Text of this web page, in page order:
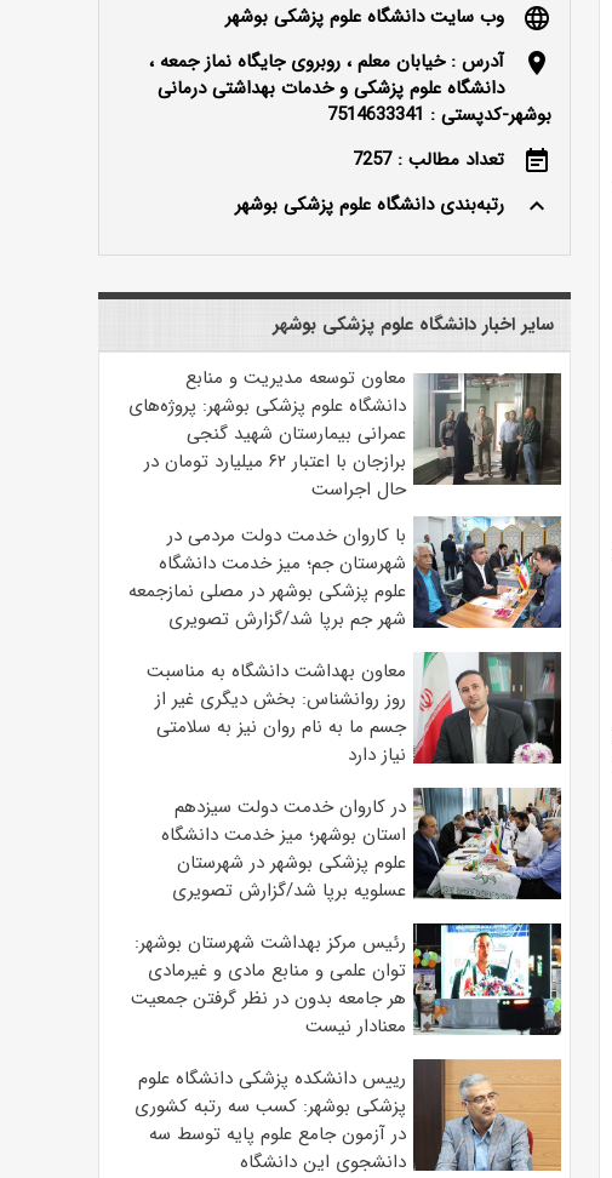
language
وب سایت دانشگاه علوم پزشکی بوشهر
location_on
آدرس : خیابان معلم ، روبروی جایگاه نماز جمعه ،
دانشگاه علوم پزشکی و خدمات بهداشتی درمانی
بوشهر-کدپستی : 7514633341
event_note
تعداد مطالب : 7257
keyboard_arrow_up
رتبه‌بندی دانشگاه علوم پزشکی بوشهر
سایر اخبار دانشگاه علوم پزشکی بوشهر
معاون توسعه مدیریت و منابع
دانشگاه علوم پزشکی بوشهر: پروژه‌های
عمرانی بیمارستان شهید گنجی
برازجان با اعتبار ۶۲ میلیارد تومان در
حال اجراست
با کاروان خدمت دولت مردمی در
شهرستان جم؛ میز خدمت دانشگاه
علوم پزشکی بوشهر در مصلی نمازجمعه
شهر جم برپا شد/گزارش تصویری
معاون بهداشت دانشگاه به مناسبت
روز روانشناس: بخش دیگری غیر از
جسم ما به نام روان نیز به سلامتی
نیاز دارد
در کاروان خدمت دولت سیزدهم
استان بوشهر؛ میز خدمت دانشگاه
علوم پزشکی بوشهر در شهرستان
عسلویه برپا شد/گزارش تصویری
رئیس مرکز بهداشت شهرستان بوشهر:
توان علمی و منابع مادی و غیرمادی
هر جامعه بدون در نظر گرفتن جمعیت
معنادار نیست
رییس دانشکده پزشکی دانشگاه علوم
پزشکی بوشهر: کسب سه رتبه کشوری
در آزمون جامع علوم پایه توسط سه
دانشجوی این دانشگاه